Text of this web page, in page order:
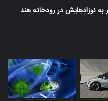
نوزادهایش در رودخانه هند